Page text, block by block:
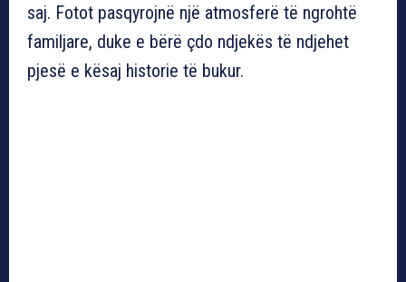
saj. Fotot pasqyrojnë një atmosferë të ngrohtë
familjare, duke e bërë çdo ndjekës të ndjehet
pjesë e kësaj historie të bukur.